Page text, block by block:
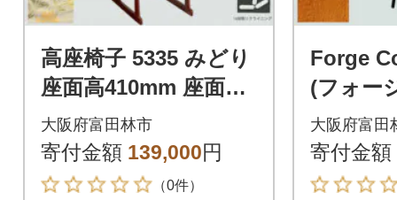
高座椅子 5335 みどり
座面高410mm 座面高
さ調節可能 リクライ
ニング【KIOF】
大阪府富田林市
寄付金額 139,000円
（0件）
Forge
(フォー
スツー
メル【
大阪府富田
寄付金額